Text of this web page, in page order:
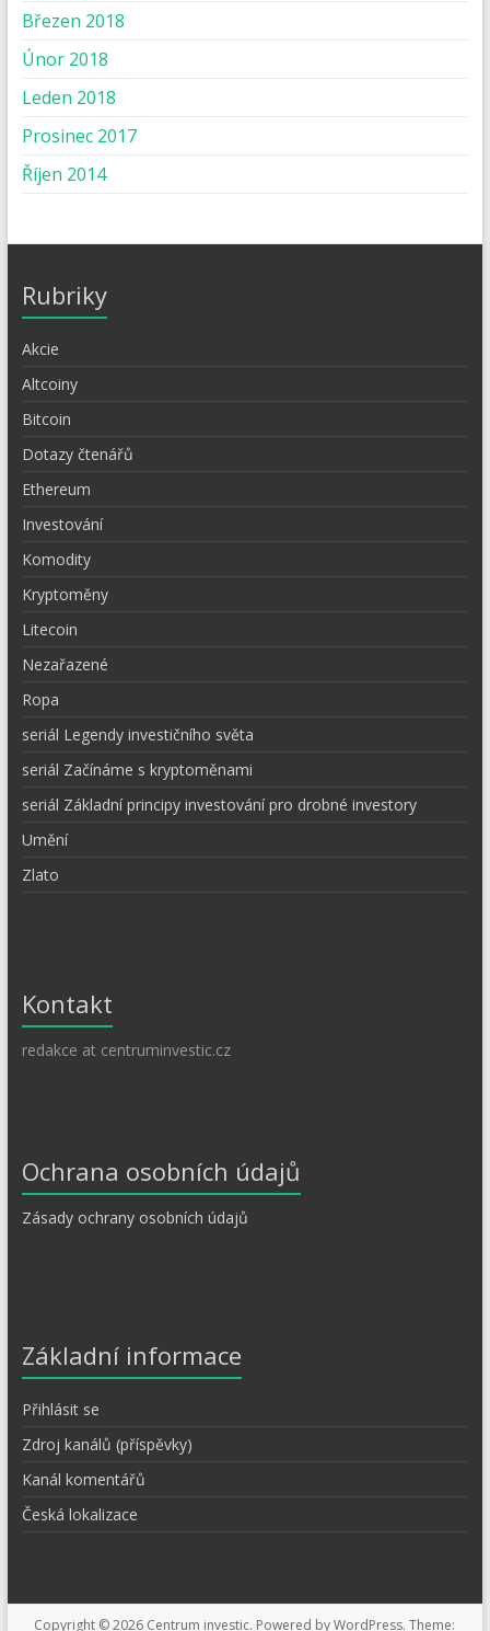
Březen 2018
Únor 2018
Leden 2018
Prosinec 2017
Říjen 2014
Rubriky
Akcie
Altcoiny
Bitcoin
Dotazy čtenářů
Ethereum
Investování
Komodity
Kryptoměny
Litecoin
Nezařazené
Ropa
seriál Legendy investičního světa
seriál Začínáme s kryptoměnami
seriál Základní principy investování pro drobné investory
Umění
Zlato
Kontakt
redakce at centruminvestic.cz
Ochrana osobních údajů
Zásady ochrany osobních údajů
Základní informace
Přihlásit se
Zdroj kanálů (příspěvky)
Kanál komentářů
Česká lokalizace
Copyright © 2026 Centrum investic. Powered byWordPress. Theme: